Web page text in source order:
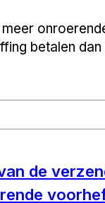
betalen
de